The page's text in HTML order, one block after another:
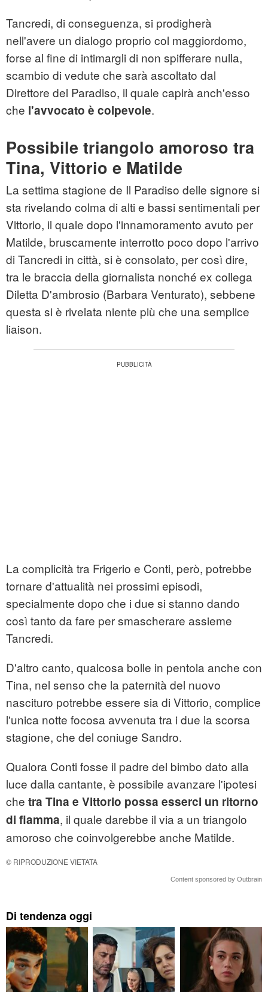
Tancredi, di conseguenza, si prodigherà
nell'avere un dialogo proprio col maggiordomo,
forse al fine di intimargli di non spifferare nulla,
scambio di vedute che sarà ascoltato dal
Direttore del Paradiso, il quale capirà anch'esso
che l'avvocato è colpevole.
Possibile triangolo amoroso tra
Tina, Vittorio e Matilde
La settima stagione de Il Paradiso delle signore si
sta rivelando colma di alti e bassi sentimentali per
Vittorio, il quale dopo l'innamoramento avuto per
Matilde, bruscamente interrotto poco dopo l'arrivo
di Tancredi in città, si è consolato, per così dire,
tra le braccia della giornalista nonché ex collega
Diletta D'ambrosio (Barbara Venturato), sebbene
questa si è rivelata niente più che una semplice
liaison.
La complicità tra Frigerio e Conti, però, potrebbe
tornare d'attualità nei prossimi episodi,
specialmente dopo che i due si stanno dando
così tanto da fare per smascherare assieme
Tancredi.
D'altro canto, qualcosa bolle in pentola anche con
Tina, nel senso che la paternità del nuovo
nascituro potrebbe essere sia di Vittorio, complice
l'unica notte focosa avvenuta tra i due la scorsa
stagione, che del coniuge Sandro.
Qualora Conti fosse il padre del bimbo dato alla
luce dalla cantante, è possibile avanzare l'ipotesi
che tra Tina e Vittorio possa esserci un ritorno
di fiamma, il quale darebbe il via a un triangolo
amoroso che coinvolgerebbe anche Matilde.
© RIPRODUZIONE VIETATA
Content sponsored by Outbrain
Di tendenza oggi